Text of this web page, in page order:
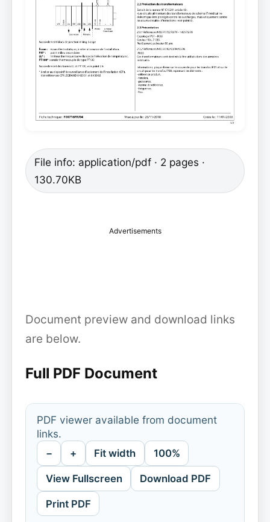
File info: application/pdf · 2 pages ·
130.70KB
Advertisements
Document preview and download links
are below.
Full PDF Document
PDF viewer available from document
links.
− + Fit width 100%
View Fullscreen Download PDF
Print PDF